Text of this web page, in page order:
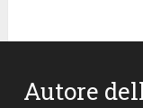
Autore